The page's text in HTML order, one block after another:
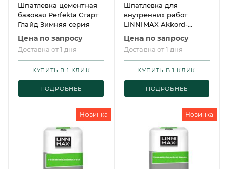
Шпатлевка цементная
базовая Perfekta Старт
Глайд Зимняя серия
Цена по запросу
Доставка от 1 дня
ПОДРОБНЕЕ
КУПИТЬ В 1 КЛИК
Шпатлевка для
внутренних работ
LINNIMAX Akkord-
Spachtel Airless /
ЛИННИМАКС Аккорд-
Шпахтель Айрлесс
Цена по запросу
Доставка от 1 дня
ПОДРОБНЕЕ
КУПИТЬ В 1 КЛИК
Новинка Новинка